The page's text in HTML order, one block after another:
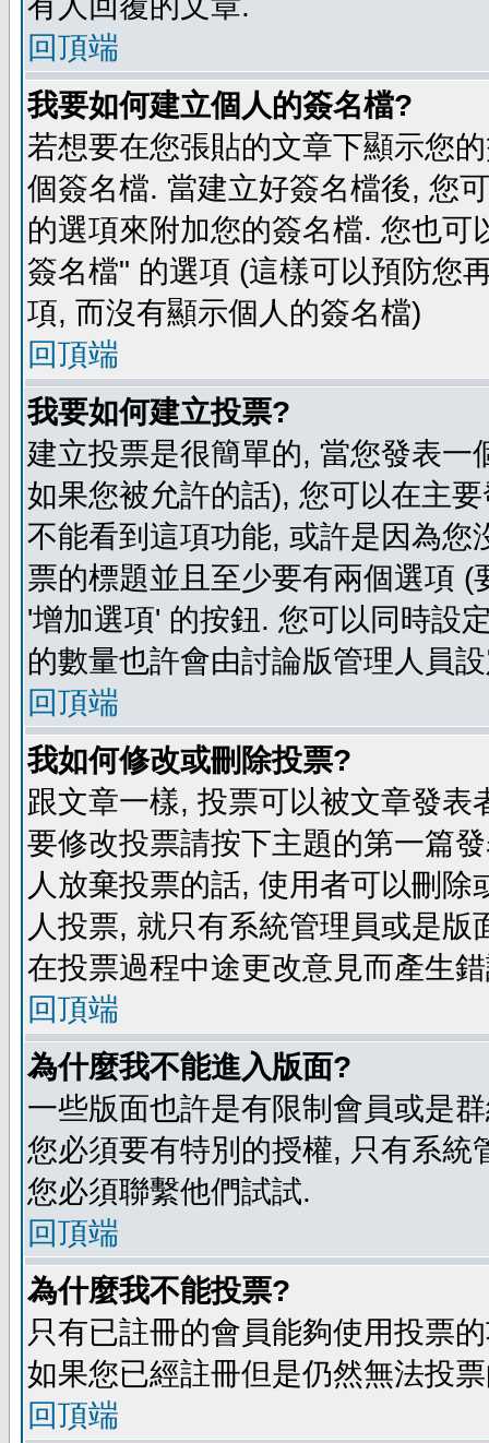
回頂端
我要如何建立個人的簽名檔?
若想要在您張貼的文章下顯示您
個簽名檔. 當建立好簽名檔後, 您
的選項來附加您的簽名檔. 您也
簽名檔" 的選項 (這樣可以預防您
項, 而沒有顯示個人的簽名檔)
回頂端
我要如何建立投票?
建立投票是很簡單的, 當您發表
如果您被允許的話), 您可以在主
不能看到這項功能, 或許是因為
票的標題並且至少要有兩個選項
'增加選項' 的按鈕. 您可以同時設
的數量也許會由討論版管理人員
回頂端
我如何修改或刪除投票?
跟文章一樣, 投票可以被文章發
要修改投票請按下主題的第一篇
人放棄投票的話, 使用者可以刪
人投票, 就只有系統管理員或是
在投票過程中途更改意見而產生
回頂端
為什麼我不能進入版面?
一些版面也許是有限制會員或是
您必須要有特別的授權, 只有系
您必須聯繫他們試試.
回頂端
為什麼我不能投票?
只有已註冊的會員能夠使用投票
如果您已經註冊但是仍然無法投
回頂端